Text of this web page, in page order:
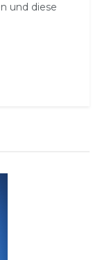
und diese